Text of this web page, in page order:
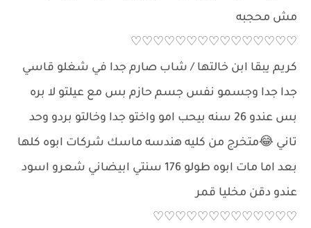
مش محجبه
♡♡♡♡♡♡♡♡♡♡♡♡♡♡♡
كريم يبقا ابن خالتها / شاب صارم جدا في شغلو قاسي
جدا جدا وجسمو نفس جسم حازم بس مع عيلتو لا بره
بس عندو 26 سنه بيحب امو واختو جدا وخالتو بردو وحد
تاني 😂متخرج من كليه هندسه ماسك شركات ابوه كلها
بعد اما مات ابوه طولو 176 سنتي ابيضاني شعرو اسود
عندو دقن مخليا قمر
♡♡♡♡♡♡♡♡♡♡♡♡♡